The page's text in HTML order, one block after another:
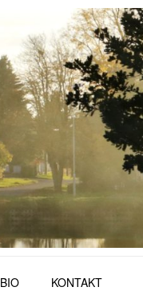
BIO KONTAKT